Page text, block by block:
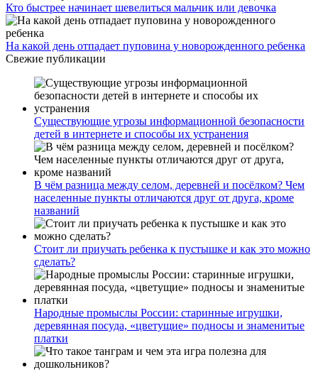
Кто быстрее начинает шевелиться мальчик или девочка
На какой день отпадает пуповина у новорожденного ребенка
Свежие публикации
Существующие угрозы информационной безопасности
детей в интернете и способы их устранения
В чём разница между селом, деревней и посёлком? Чем
населенные пункты отличаются друг от друга, кроме
названий
Стоит ли приучать ребенка к пустышке и как это можно
сделать?
Народные промыслы России: старинные игрушки,
деревянная посуда, «цветущие» подносы и знаменитые
платки